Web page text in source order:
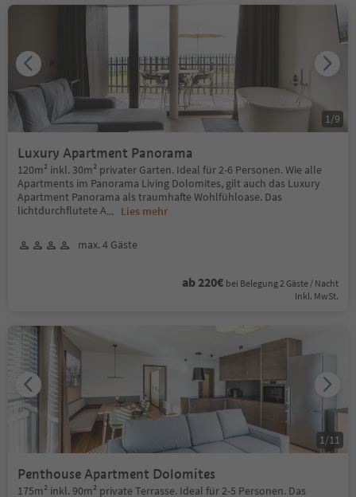
Luxury Apartment Panorama
120m² inkl. 30m² privater Garten. Ideal für 2-6 Personen. Wie alle
Apartments im Panorama Living Dolomites, gilt auch das Luxury
Apartment Panorama als traumhafte Wohlfühloase. Das
lichtdurchflutete A... Lies mehr
max. 4 Gäste
ab 220€ bei Belegung 2 Gäste / Nacht
Inkl. MwSt.
1/9
Penthouse Apartment Dolomites
175m² inkl. 90m² private Terrasse. Ideal für 2-5 Personen. Das
1/11